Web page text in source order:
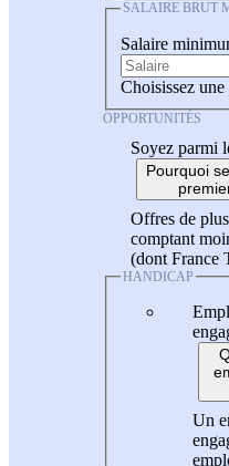
SALAIRE BRUT
Salaire
Choisissez
OPPORTUNITÉS
Soyez parmi
Pourquoi
Offres de
comptant
(dont France
HANDICAP
Un